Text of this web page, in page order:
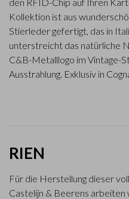
Kollektion ist aus
Stierleder gefertigt, das in
unterstreicht das natürliche
C&B-Metalllogo im Vintage-
Ausstrahlung. Exklusiv in
RIEN
Für die Herstellung dieser
Castelijn & Beerens arbeiten